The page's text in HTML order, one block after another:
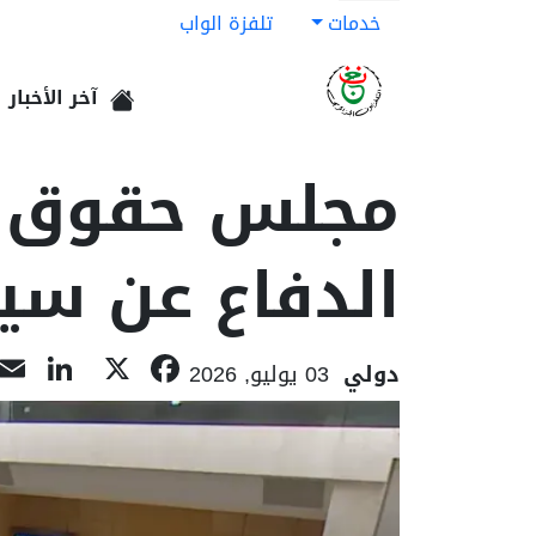
خدمات تلفزة الواب
آخر الأخبار
مجلس حقوق
الدفاع عن
دولي 03 يوليو, 2026 Facebook